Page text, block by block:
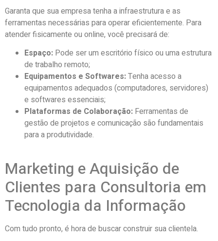
Garanta que sua empresa tenha a infraestrutura e as
ferramentas necessárias para operar eficientemente. Para
atender fisicamente ou online, você precisará de:
Espaço: Pode ser um escritório físico ou uma estrutura
de trabalho remoto;
Equipamentos e Softwares:Tenha acesso a
equipamentos adequados (computadores, servidores)
e softwares essenciais;
Plataformas de Colaboração: Ferramentas de
gestão de projetos e comunicação são fundamentais
para a produtividade.
Marketing e Aquisição de
Clientes para Consultoria em
Tecnologia da Informação
Com tudo pronto, é hora de buscar construir sua clientela.